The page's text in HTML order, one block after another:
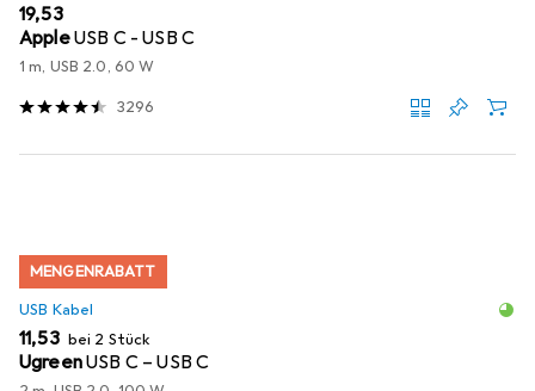
EUR
19,53
AppleUSB C - USB C
1 m, USB 2.0, 60 W
3296
MENGENRABATT
USB Kabel
EUR
11,53 bei 2 Stück
UgreenUSB C – USB C